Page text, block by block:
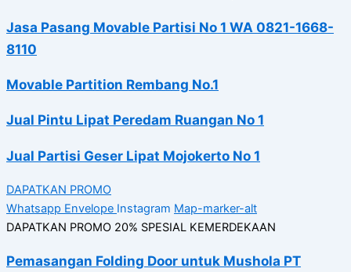
Jasa Pasang Movable Partisi No 1 WA 0821-1668-
8110
Movable Partition Rembang No.1
Jual Pintu Lipat Peredam Ruangan No 1
Jual Partisi Geser Lipat Mojokerto No 1
DAPATKAN PROMO
Whatsapp Envelope Instagram Map-marker-alt
DAPATKAN PROMO 20% SPESIAL KEMERDEKAAN
Pemasangan Folding Door untuk Mushola PT